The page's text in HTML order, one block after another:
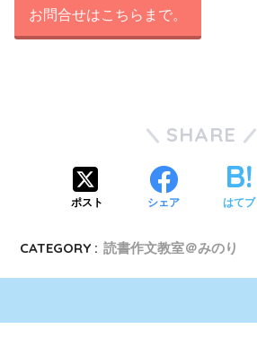
お問合せはこちらまで。
SHARE
ポスト シェア はてブ
CATEGORY : 読書作文教室＠みのり